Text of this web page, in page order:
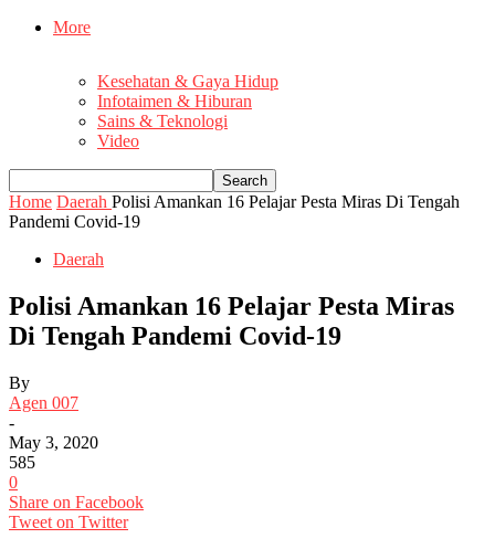
More
Kesehatan & Gaya Hidup
Infotaimen & Hiburan
Sains & Teknologi
Video
Home Daerah Polisi Amankan 16 Pelajar Pesta Miras Di Tengah
Pandemi Covid-19
Daerah
Polisi Amankan 16 Pelajar Pesta Miras
Di Tengah Pandemi Covid-19
By
Agen 007
-
May 3, 2020
585
0
Share on Facebook
Tweet on Twitter